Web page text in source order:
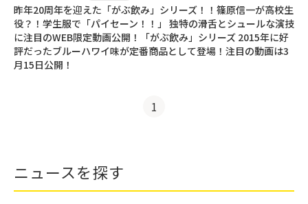
昨年20周年を迎えた「がぶ飲み」シリーズ！！篠原信一が高校生
役？！学生服で「パイセーン！！」 独特の滑舌とシュールな演技
に注目のWEB限定動画公開！「がぶ飲み」シリーズ 2015年に好
評だったブルーハワイ味が定番商品として登場！注目の動画は3
月15日公開！
1
ニュースを探す